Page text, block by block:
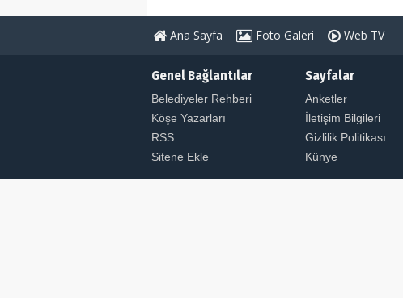
Ana Sayfa Foto Galeri Web TV
Genel Bağlantılar
Belediyeler Rehberi
Köşe Yazarları
RSS
Sitene Ekle
Sayfalar
Anketler
İletişim Bilgileri
Gizlilik Politikası
Künye